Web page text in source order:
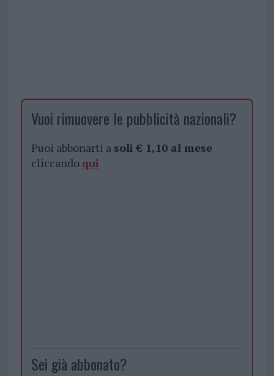
Vuoi rimuovere le pubblicità nazionali?
Puoi abbonarti a soli € 1,10 al mese
cliccando qui
Sei già abbonato?